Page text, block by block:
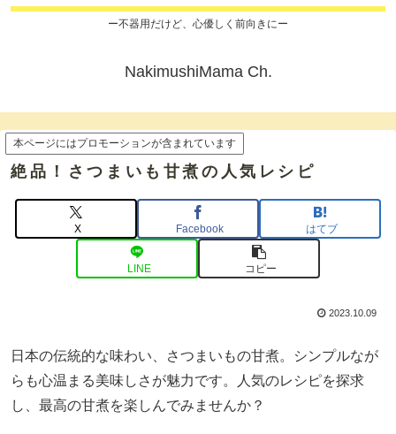
ー不器用だけど、心優しく前向きにー
NakimushiMama Ch.
本ページにはプロモーションが含まれています
絶品！さつまいも甘煮の人気レシピ
X Facebook はてブ
LINE コピー
2023.10.09
日本の伝統的な味わい、さつまいもの甘煮。シンプルなが
らも心温まる美味しさが魅力です。人気のレシピを探求
し、最高の甘煮を楽しんでみませんか？